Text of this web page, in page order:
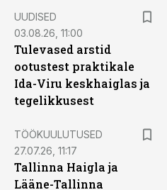
UUDISED
03.08.26, 11:00
Tulevased arstid
ootustest praktikale
Ida-Viru keskhaiglas ja
tegelikkusest
TÖÖKUULUTUSED
27.07.26, 11:17
Tallinna Haigla ja
Lääne-Tallinna